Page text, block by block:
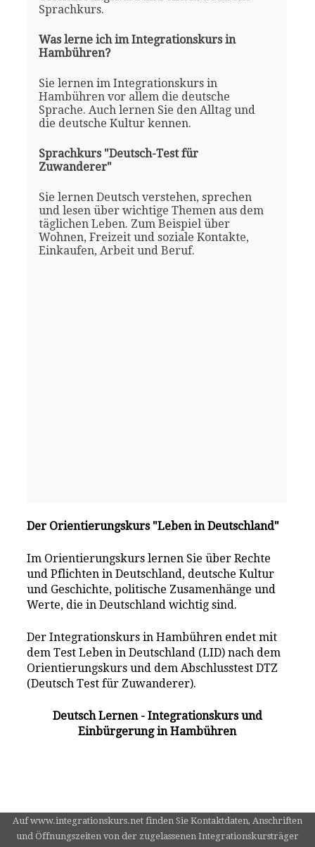
Sprachkurs.
Was lerne ich im Integrationskurs in
Hambühren?
Sie lernen im Integrationskurs in
Hambühren vor allem die deutsche
Sprache. Auch lernen Sie den Alltag und
die deutsche Kultur kennen.
Sprachkurs "Deutsch-Test für
Zuwanderer"
Sie lernen Deutsch verstehen, sprechen
und lesen über wichtige Themen aus dem
täglichen Leben. Zum Beispiel über
Wohnen, Freizeit und soziale Kontakte,
Einkaufen, Arbeit und Beruf.
Der Orientierungskurs "Leben in Deutschland"
Im Orientierungskurs lernen Sie über Rechte
und Pflichten in Deutschland, deutsche Kultur
und Geschichte, politische Zusamenhänge und
Werte, die in Deutschland wichtig sind.
Der Integrationskurs in Hambühren endet mit
dem Test Leben in Deutschland (LID) nach dem
Orientierungskurs und dem Abschlusstest DTZ
(Deutsch Test für Zuwanderer).
Deutsch Lernen - Integrationskurs und
Einbürgerung in Hambühren
Auf www.integrationskurs.net finden Sie Kontaktdaten, Anschriften
und Öffnungszeiten von der zugelassenen Integrationskursträger